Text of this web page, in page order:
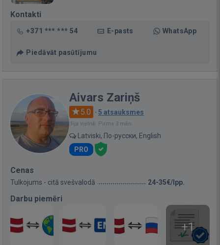
Kontakti
+371 *** *** 54 E-pasts WhatsApp
Piedāvāt pasūtījumu
Aivars Zariņš
5.0 · 5 atsauksmes
Bija vietnē: Pirms 3 mēn.
Latviski, По-русски, English
PRO
Cenas
Tulkojums - citā svešvalodā 24-35€/lpp.
Darbu piemēri
+1